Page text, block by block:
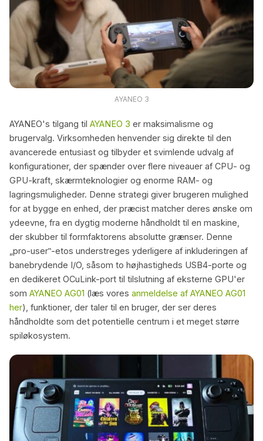
AYANEO 3
AYANEO's tilgang til AYANEO 3 er maksimalisme og
brugervalg. Virksomheden henvender sig direkte til den
avancerede entusiast og tilbyder et svimlende udvalg af
konfigurationer, der spænder over flere niveauer af CPU- og
GPU-kraft, skærmteknologier og enorme RAM- og
lagringsmuligheder. Denne strategi giver brugeren mulighed
for at bygge en enhed, der præcist matcher deres ønske om
ydeevne, fra en dygtig moderne håndholdt til en maskine,
der skubber til formfaktorens absolutte grænser. Denne
„pro-user‟-etos understreges yderligere af inkluderingen af
banebrydende I/O, såsom to højhastigheds USB4-porte og
en dedikeret OCuLink-port til tilslutning af eksterne GPU'er
som AYANEO AG01 (læs vores anmeldelse af AYANEO AG01
her), funktioner, der taler til en bruger, der ser deres
håndholdte som det potentielle centrum i et meget større
spiløkosystem.